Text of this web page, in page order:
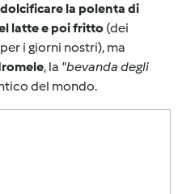
dolcificare la polenta di
latte e poi fritto (dei
i giorni nostri), ma
, la "bevanda degli
del mondo.